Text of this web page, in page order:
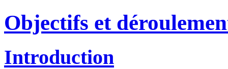
Objectifs et
Introduction